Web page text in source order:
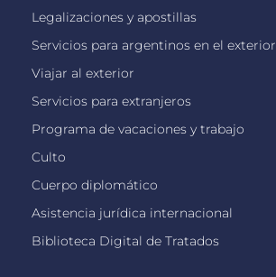
Legalizaciones y apostillas
Servicios para argentinos en el exterior
Viajar al exterior
Servicios para extranjeros
Programa de vacaciones y trabajo
Culto
Cuerpo diplomático
Asistencia jurídica internacional
Biblioteca Digital de Tratados